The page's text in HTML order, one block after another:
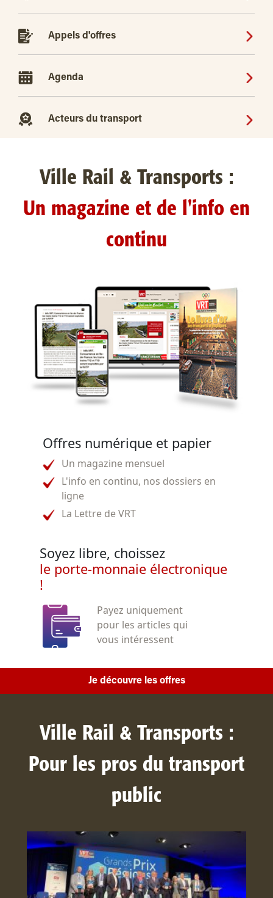
Appels d'offres
Agenda
Acteurs du transport
Ville Rail & Transports :
Un magazine et de l'info en
continu
Offres numérique et papier
Un magazine mensuel
L'info en continu, nos dossiers en
ligne
La Lettre de VRT
Soyez libre, choissez
le porte-monnaie électronique
!
Payez uniquement
pour les articles qui
vous intéressent
Je découvre les offres
Ville Rail & Transports :
Pour les pros du transport
public